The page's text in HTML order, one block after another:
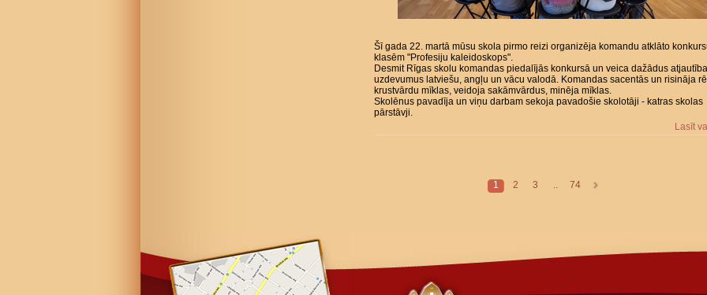
Šī gada 22. martā mūsu skola pirmo reizi organizēja komandu atklāto
klasēm "Profesiju kaleidoskops".
Desmit Rīgas skolu komandas piedalījās konkursā un veica dažādus
uzdevumus latviešu, angļu un vācu valodā. Komandas sacentās un risināja
krustvārdu mīklas, veidoja sakāmvārdus, minēja mīklas.
Skolēnus pavadīja un viņu darbam sekoja pavadošie skolotāji - katras skolas
pārstāvji.
Lasīt
1 2 3 .. 74